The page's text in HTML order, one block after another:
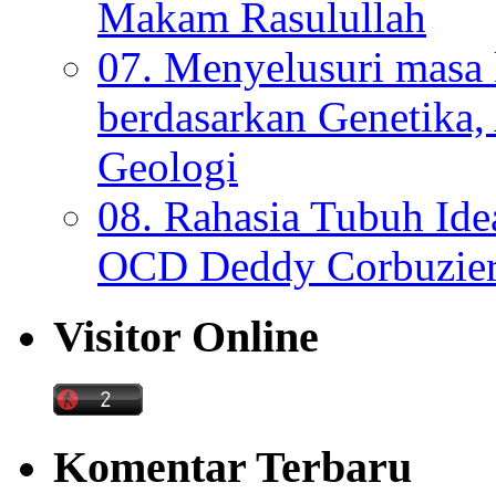
Makam Rasulullah
07. Menyelusuri
berdasarkan
Geologi
08. Rahasia Tubuh
OCD Deddy
Visitor Online
Komentar Terbaru